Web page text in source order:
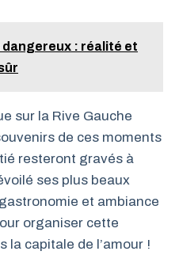
dangereux : réalité et
sur la Rive Gauche
de ces moments
resteront gravés à
ses plus beaux
et ambiance
organiser cette
la capitale de l’amour !